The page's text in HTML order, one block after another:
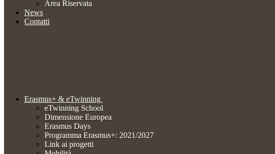
Area Riservata
News
Contatti
Erasmus+ & eTwinning
eTwinning School
Dimensione Europea
Erasmus Days
Programma Erasmus+: 2021/2027
Link ai progetti